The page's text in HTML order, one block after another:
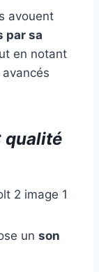
avouent
par sa
en notant
qualité
un son